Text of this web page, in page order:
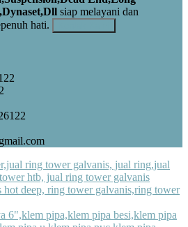
siap melayani dan
hati.